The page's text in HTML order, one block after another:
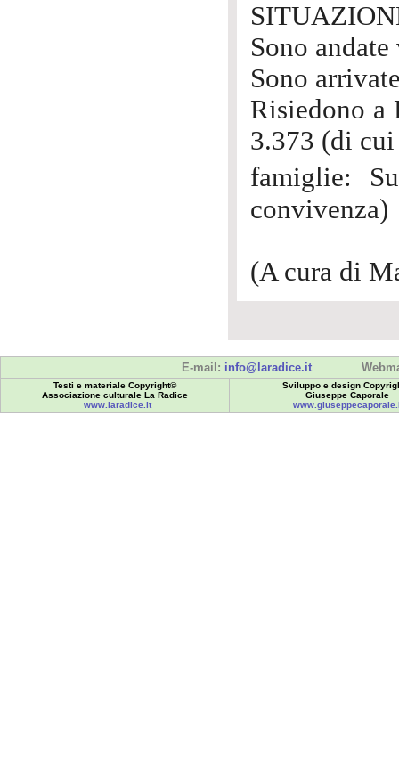
Sono
Sono
Risiedono a
3.373 (di
famiglie:
convivenza)
(A cura di
E-mail: info@laradice.it
Testi e materiale Copyright©
Associazione culturale La Radice
www.laradice.it
Sviluppo e design
Giuseppe Caporale